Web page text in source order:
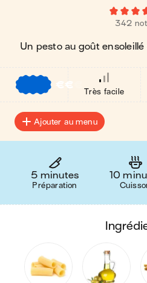
342
Un pesto au goût
€€
Très facile
Ajouter au menu
5 minutes
Préparation
10